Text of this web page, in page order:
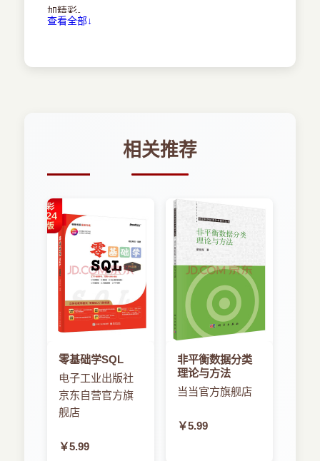
3.2.3SignalTap Ⅱ逻辑分析仪的使用
3.3典型实例：正弦波发生器及SignalTap Ⅱ的使用
4.3.3Verilog HDL的应用
4.6Verilog HDL程序基本结构
4.6.1Verilog HDL程序入门
4.6.2模块的框架
4.6.3Verilog HDL语言的描述形式
4.7Verilog HDL语言基本要素
4.7.1标志符与注释
4.7.2数字与逻辑数值
4.7.3数据类型
4.7.5Verilog HDL语言的赋值
4.7.6Verilog HDL语言的关键词
4.8典型实例：利用Verilog HDL语言在FPGA上实现
LED流水灯
加精彩。
CPLD/FPGA产品开发的完整解决方案。本书共11
容包括可编程逻辑器件基础、Quartus Ⅱ基本设计
操作、Quartus Ⅱ软件进阶设计、Verilog HDL语言
概述、面向综合的行为描述语句、Verilog HDL语言
基础程序设计、基于QuartusⅡ的ModelSim仿真、
面向验证与仿真的行为描述语句、系统任务、编译
预处理与仿真激励、外设接口设计和综合系统设计
等，最后通过丰富的工程实例，将CPLD/FPGA开
发语言、开发思想与工程实现完美结合。
为了帮助初学者迅速入门，提高对电子系统设计的
兴趣与爱好，并能在短时间内掌握电子系统设计开
发的要点，作者在编写过程中注重内容的侧重，使
本书具有以下特点。
由浅入深，循序渐进。本书在内容编排上遵循由浅
查看全部↓
相关推荐
零基础学SQL
电子工业出版社
京东自营官方旗
舰店
￥5.99
非平衡数据分类
理论与方法
当当官方旗舰店
￥5.99